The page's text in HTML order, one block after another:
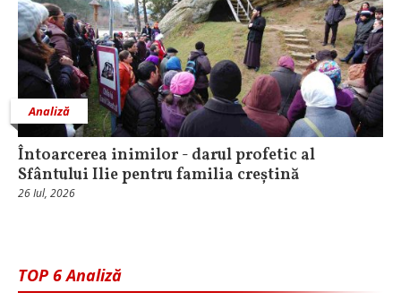
Analiză
Întoarcerea inimilor - darul profetic al
Sfântului Ilie pentru familia creștină
26 Iul, 2026
TOP 6 Analiză